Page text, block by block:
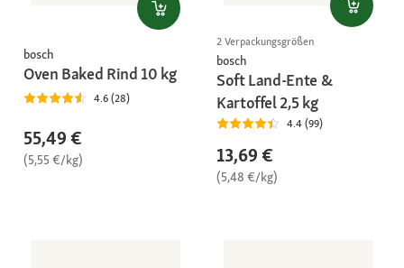
bosch
Oven Baked Rind 10 kg
4.6 (28)
55,49 €
(5,55 €/kg)
2 Verpackungsgrößen
bosch
Soft Land-Ente &
Kartoffel 2,5 kg
4.4 (99)
13,69 €
(5,48 €/kg)